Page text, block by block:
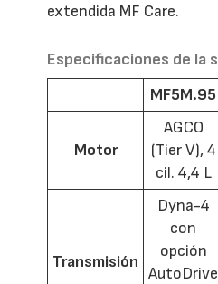
extendida MF Care.
Especificaciones de la
MF5M.95
Motor
AGCO
(Tier V), 4
cil. 4,4 L
Transmisión
Dyna-4
con
opción
AutoDrive